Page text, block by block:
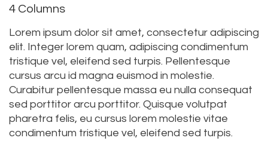
4 Columns
Lorem ipsum dolor sit amet, consectetur adipiscing
elit. Integer lorem quam, adipiscing condimentum
tristique vel, eleifend sed turpis. Pellentesque
cursus arcu id magna euismod in molestie.
Curabitur pellentesque massa eu nulla consequat
sed porttitor arcu porttitor. Quisque volutpat
pharetra felis, eu cursus lorem molestie vitae
condimentum tristique vel, eleifend sed turpis.